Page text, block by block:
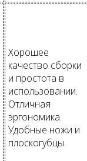
Хорошее
качество сборки
и простота в
использовании.
Отличная
эргономика.
Удобные ножи и
плоскогубцы.